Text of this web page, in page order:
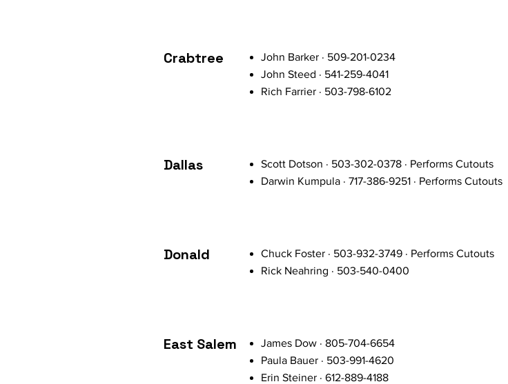
Crabtree
John Barker · 509-201-0234
John Steed · 541-259-4041
Rich Farrier · 503-798-6102
Dallas
Scott Dotson · 503-302-0378 · Performs Cutouts
Darwin Kumpula · 717-386-9251 · Performs Cutouts
Donald
Chuck Foster · 503-932-3749 · Performs Cutouts
Rick Neahring · 503-540-0400
East Salem
James Dow · 805-704-6654
Paula Bauer · 503-991-4620
Erin Steiner · 612-889-4188